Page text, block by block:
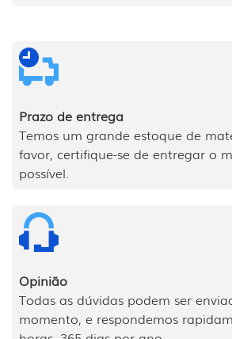
Prazo de entrega
Temos um grande estoque de
favor, certifique-se de entregar o
possível.
Opinião
Todas as dúvidas podem ser
momento, e respondemos